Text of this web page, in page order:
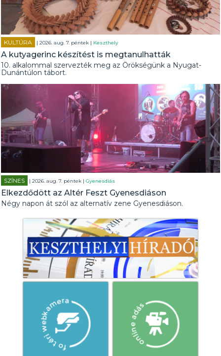
KULTÚRA | 2026. aug. 7. péntek | Keszthely
A kutyagerinc készítést is megtanulhatták
10. alkalommal szervezték meg az Örökségünk a Nyugat-
Dunántúlon tábort.
SZÍNES | 2026. aug. 7. péntek |Gyenesdiás
Elkezdődött az Altér Feszt Gyenesdiáson
Négy napon át szól az alternatív zene Gyenesdiáson.